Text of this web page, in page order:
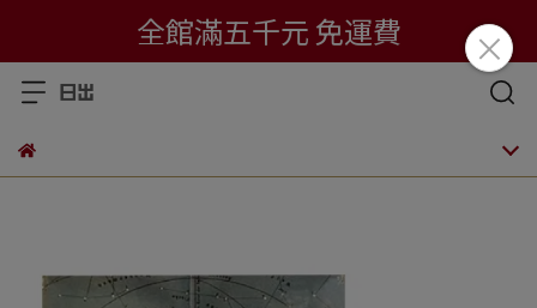
全館滿五千元 免運費